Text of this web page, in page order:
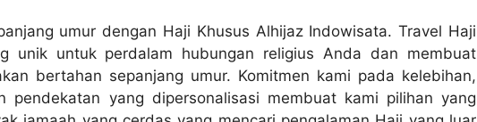
umur dengan Haji Khusus Alhijaz Indowisata. Travel Haji
unik untuk perdalam hubungan religius Anda dan membuat
bertahan sepanjang umur. Komitmen kami pada kelebihan,
pendekatan yang dipersonalisasi membuat kami pilihan yang